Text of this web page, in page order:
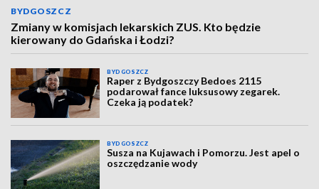
BYDGOSZCZ
Zmiany w komisjach lekarskich ZUS. Kto będzie
kierowany do Gdańska i Łodzi?
BYDGOSZCZ
Raper z Bydgoszczy Bedoes 2115
podarował fance luksusowy zegarek.
Czeka ją podatek?
BYDGOSZCZ
Susza na Kujawach i Pomorzu. Jest apel o
oszczędzanie wody